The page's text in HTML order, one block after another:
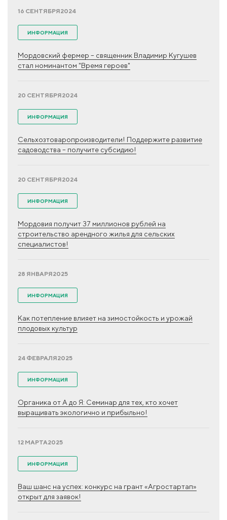
16 СЕНТЯБРЯ2024
ИНФОРМАЦИЯ
Мордовский фермер – священник Владимир Кугушев
стал номинантом "Время героев"
20 СЕНТЯБРЯ2024
ИНФОРМАЦИЯ
Сельхозтоваропроизводители! Поддержите развитие
садоводства – получите субсидию!
20 СЕНТЯБРЯ2024
ИНФОРМАЦИЯ
Мордовия получит 37 миллионов рублей на
строительство арендного жилья для сельских
специалистов!
28 ЯНВАРЯ2025
ИНФОРМАЦИЯ
Как потепление влияет на зимостойкость и урожай
плодовых культур
24 ФЕВРАЛЯ2025
ИНФОРМАЦИЯ
Органика от А до Я: Семинар для тех, кто хочет
выращивать экологично и прибыльно!
12 МАРТА2025
ИНФОРМАЦИЯ
Ваш шанс на успех: конкурс на грант «Агростартап»
открыт для заявок!